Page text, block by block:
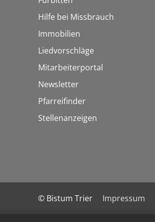
Hilfe bei Missbrauch
Immobilien
Liedvorschläge
Mitarbeiterportal
Newsletter
Pfarreifinder
Stellenanzeigen
© Bistum Trier Impressum